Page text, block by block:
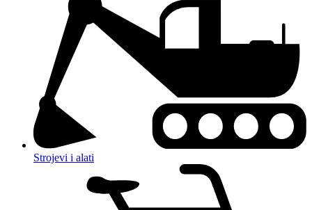
Strojevi i alati